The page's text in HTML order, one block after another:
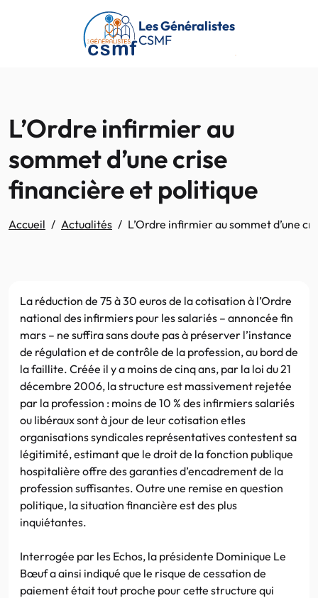
Passer au contenu principal
Les Généralistes
CSMF
L’Ordre infirmier au
sommet d’une crise
financière et politique
Accueil Actualités L’Ordre infirmier au sommet d’une
La réduction de 75 à 30 euros de la cotisation à l’Ordre
national des infirmiers pour les salariés – annoncée fin
mars – ne suffira sans doute pas à préserver l’instance
de régulation et de contrôle de la profession, au bord de
la faillite. Créée il y a moins de cinq ans, par la loi du 21
décembre 2006, la structure est massivement rejetée
par la profession : moins de 10 % des infirmiers salariés
ou libéraux sont à jour de leur cotisation etles
organisations syndicales représentatives contestent sa
légitimité, estimant que le droit de la fonction publique
hospitalière offre des garanties d’encadrement de la
profession suffisantes. Outre une remise en question
politique, la situation financière est des plus
inquiétantes.
Interrogée par les Echos, la présidente Dominique Le
Bœuf a ainsi indiqué que le risque de cessation de
paiement était tout proche pour cette structure qui